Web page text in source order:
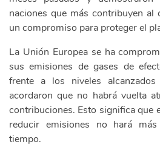
naciones que más contribuyen al
un compromiso para proteger el
La Unión Europea se ha
sus emisiones de gases de
frente a los niveles
acordaron que no habrá vuelta
contribuciones. Esto significa que
reducir emisiones no hará
tiempo.